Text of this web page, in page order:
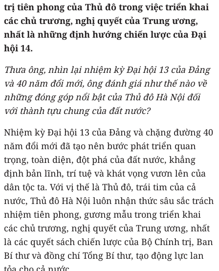
trị tiên phong của Thủ đô trong việc triển khai
các chủ trương, nghị quyết của Trung ương,
nhất là những định hướng chiến lược của Đại
hội 14.
Thưa ông, nhìn lại nhiệm kỳ Đại hội 13 của Đảng
và 40 năm đổi mới, ông đánh giá như thế nào về
những đóng góp nổi bật của Thủ đô Hà Nội đối
với thành tựu chung của đất nước?
Nhiệm kỳ Đại hội 13 của Đảng và chặng đường 40
năm đổi mới đã tạo nên bước phát triển quan
trọng, toàn diện, đột phá của đất nước, khẳng
định bản lĩnh, trí tuệ và khát vọng vươn lên của
dân tộc ta. Với vị thế là Thủ đô, trái tim của cả
nước, Thủ đô Hà Nội luôn nhận thức sâu sắc trách
nhiệm tiên phong, gương mẫu trong triển khai
các chủ trương, nghị quyết của Trung ương, nhất
là các quyết sách chiến lược của Bộ Chính trị, Ban
Bí thư và đồng chí Tổng Bí thư, tạo động lực lan